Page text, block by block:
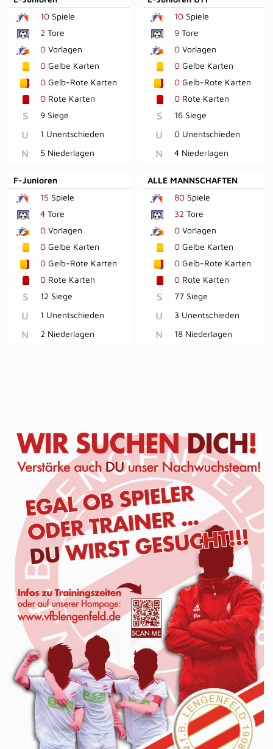
10 Spiele
2 Tore
0 Vorlagen
0 Gelbe Karten
0 Gelb-Rote Karten
0 Rote Karten
S 9 Siege
U 1 Unentschieden
N 5 Niederlagen
10Spiele
9Tore
0Vorlagen
0Gelbe Karten
0Gelb-Rote Karten
0Rote Karten
S 16 Siege
U 0 Unentschieden
N 4 Niederlagen
F-Junioren
15 Spiele
4 Tore
0 Vorlagen
0 Gelbe Karten
0 Gelb-Rote Karten
0 Rote Karten
S 12 Siege
U 1 Unentschieden
N 2 Niederlagen
ALLE MANNSCHAFTEN
80Spiele
32 Tore
0Vorlagen
0Gelbe Karten
0Gelb-Rote Karten
0Rote Karten
S 77 Siege
U 3 Unentschieden
N 18 Niederlagen